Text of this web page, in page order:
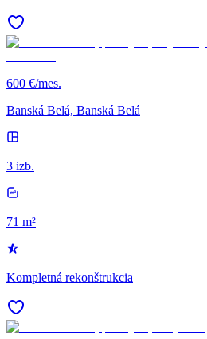
600 €/mes.
Banská Belá, Banská Belá
3 izb.
71 m²
Kompletná rekonštrukcia